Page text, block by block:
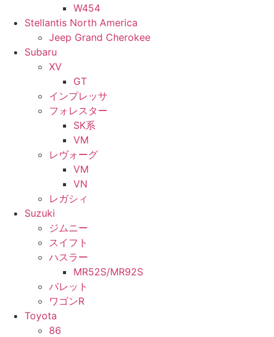
W454
Stellantis North America
Jeep Grand Cherokee
Subaru
XV
GT
インプレッサ
フォレスター
SK系
VM
レヴォーグ
VM
VN
レガシィ
Suzuki
ジムニー
スイフト
ハスラー
MR52S/MR92S
パレット
ワゴンR
Toyota
86